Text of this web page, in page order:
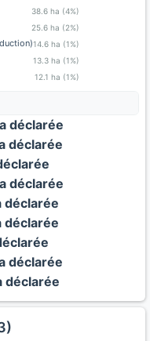
38.6 ha (4%)
25.6 ha (2%)
14.6 ha (1%)
13.3 ha (1%)
12.1 ha (1%)
déclarée
déclarée
déclarée
déclarée
déclarée
déclarée
déclarée